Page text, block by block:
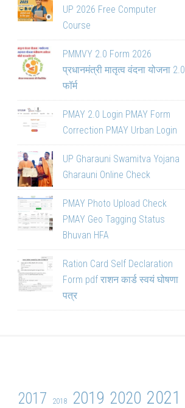
UP 2026 Free Computer
Course
PMMVY 2.0 Form 2026
प्रधानमंत्री मातृत्व वंदना योजना 2.0
फॉर्म
PMAY 2.0 Login PMAY Form
Correction PMAY Urban Login
UP Gharauni Swamitva Yojana
Gharauni Online Check
PMAY Photo Upload Check
PMAY Geo Tagging Status
Bhuvan HFA
Ration Card Self Declaration
Form pdf राशन कार्ड स्वयं घोषणा
पत्र
2017 2018 2019 2020 2021